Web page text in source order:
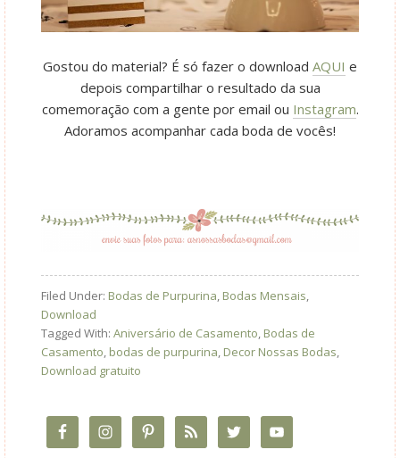
Gostou do material? É só fazer o download AQUI e
depois compartilhar o resultado da sua
comemoração com a gente por email ou Instagram.
Adoramos acompanhar cada boda de vocês!
Filed Under: Bodas de Purpurina, Bodas Mensais,
Download
Tagged With: Aniversário de Casamento, Bodas de
Casamento, bodas de purpurina, Decor Nossas Bodas,
Download gratuito